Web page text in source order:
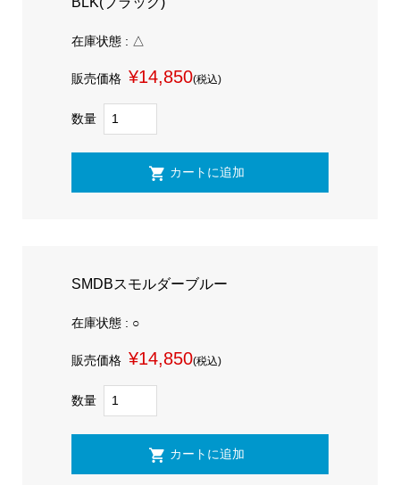
在庫状態 : △
販売価格 ¥14,850(税込)
数量
SMDBスモルダーブルー
在庫状態 : ○
販売価格 ¥14,850(税込)
数量